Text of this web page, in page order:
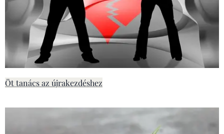
Öt tanács az újrakezdéshez